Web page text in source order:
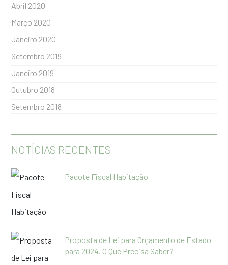
Abril 2020
Março 2020
Janeiro 2020
Setembro 2019
Janeiro 2019
Outubro 2018
Setembro 2018
NOTÍCIAS RECENTES
Pacote Fiscal Habitação
Proposta de Lei para Orçamento de Estado
para 2024. O Que Precisa Saber?